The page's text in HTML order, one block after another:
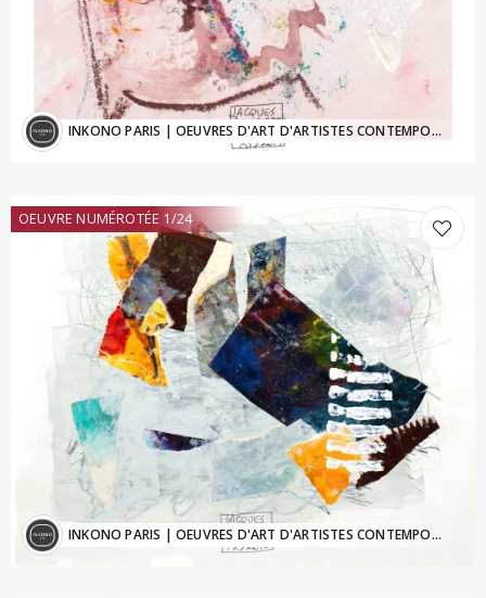
INKONO PARIS | OEUVRES D'ART D'ARTISTES CONTEMPORAINS - Inkono@sfr.fr
OEUVRE NUMÉROTÉE 1/24
INKONO PARIS | OEUVRES D'ART D'ARTISTES CONTEMPORAINS - Inkono@sfr.fr